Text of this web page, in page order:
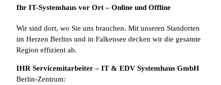
Ihr IT-Systemhaus vor Ort – Online und Offline
Wir sind dort, wo Sie uns brauchen. Mit unseren Standorten
im Herzen Berlins und in Falkensee decken wir die gesamte
Region effizient ab.
IHR Servicemitarbeiter – IT & EDV Systemhaus GmbH
Berlin-Zentrum: